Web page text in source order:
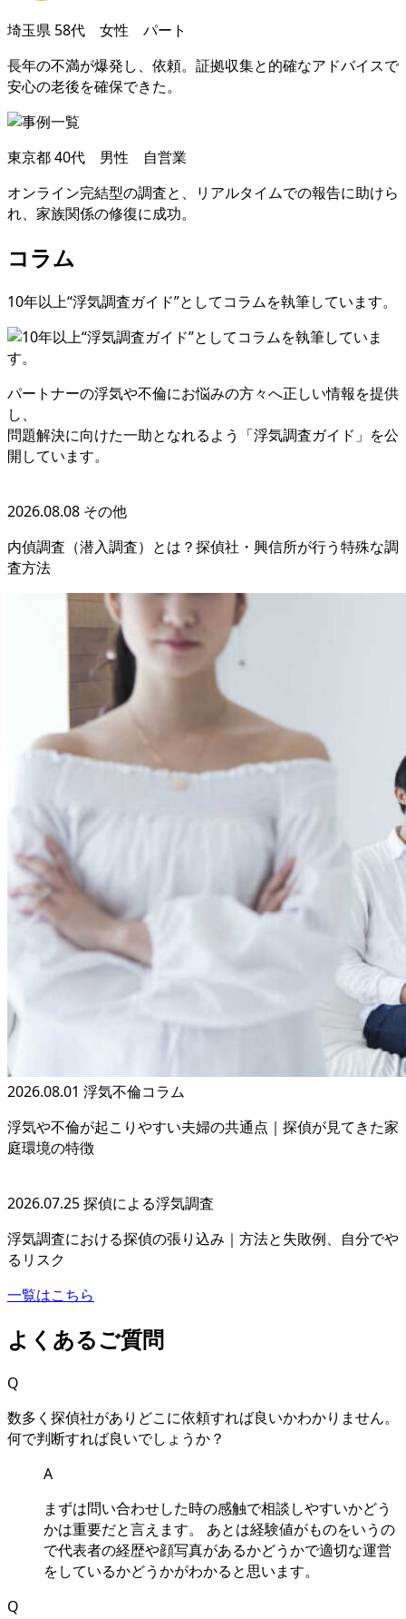
埼玉県 58代 女性 パート
長年の不満が爆発し、 依頼。 証拠収集と的確なアドバイスで
安心の老後を確保できた。
東京都40代 男性 自営業
オンライン完結型の調査と 、
リアルタイムでの報告に助けら
れ、 家族関係の修復に成功。
コラム
10年以上“浮気調査ガイド”としてコラムを執筆しています。
パートナーの浮気や不倫にお悩みの方々へ正しい情報を提供
し、
問題解決に向けた一助となれるよう「浮気調査ガイド」を公
開しています。
2026.08.08 その他
内偵調査（潜入調査）とは？探偵社・興信所が行う特殊な調
査方法
2026.08.01 浮気不倫コラム
浮気や不倫が起こりやすい夫婦の共通点｜探偵が見てきた家
庭環境の特徴
2026.07.25探偵による浮気調査
浮気調査における探偵の張り込み｜方法と失敗例、 自分でや
るリスク
一覧はこちら
よくあるご質問
Q
数多く探偵社がありどこに依頼すれば良いかわかりません。
何で判断すれば良いでしょうか？
A
まずは問い合わせした時の感触で相談しやすいかどう
かは重要だと⾔えます。
あとは経験値がものをいうの
で代表者の経歴や顔写真があるかどうかで適切な運営
をしているかどうかがわかると思います。
Q